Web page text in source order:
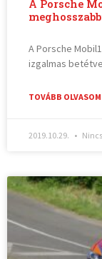
A Porsche
A Porsche
izgalmas
TOVÁBB
2019.10.29.